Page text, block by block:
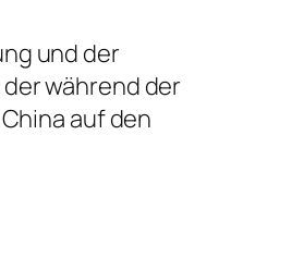
und der
während der
auf den